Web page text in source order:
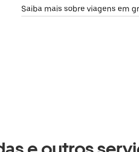
Saiba mais sobre viagens em